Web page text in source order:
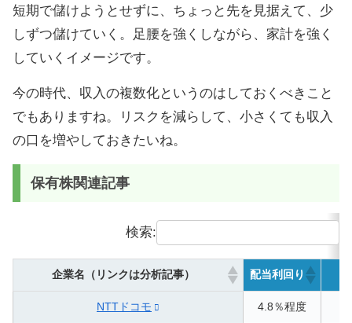
短期で儲けようとせずに、ちょっと先を見据えて、少
しずつ儲けていく。足腰を強くしながら、家計を強く
していくイメージです。
今の時代、収入の複数化というのはしておくべきこと
でもありますね。リスクを減らして、小さくても収入
の口を増やしておきたいね。
保有株関連記事
検索:
企業名（リンクは分析記事） 配当利回り
NTTドコモ 4.8％程度